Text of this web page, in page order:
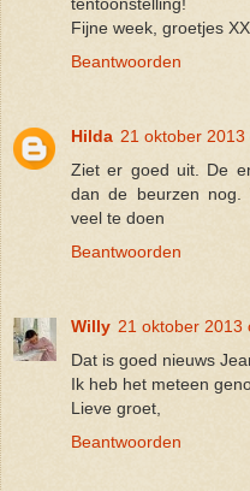
Fijne week, groetjes
Beantwoorden
Hilda 21 oktober 2013
Ziet er goed uit. De
dan de beurzen nog.
veel te doen
Beantwoorden
Willy 21 oktober 2013
Dat is goed nieuws
Ik heb het meteen
Lieve groet,
Beantwoorden